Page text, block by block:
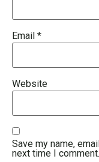
Email *
Website
Save my name,
next time I comment.